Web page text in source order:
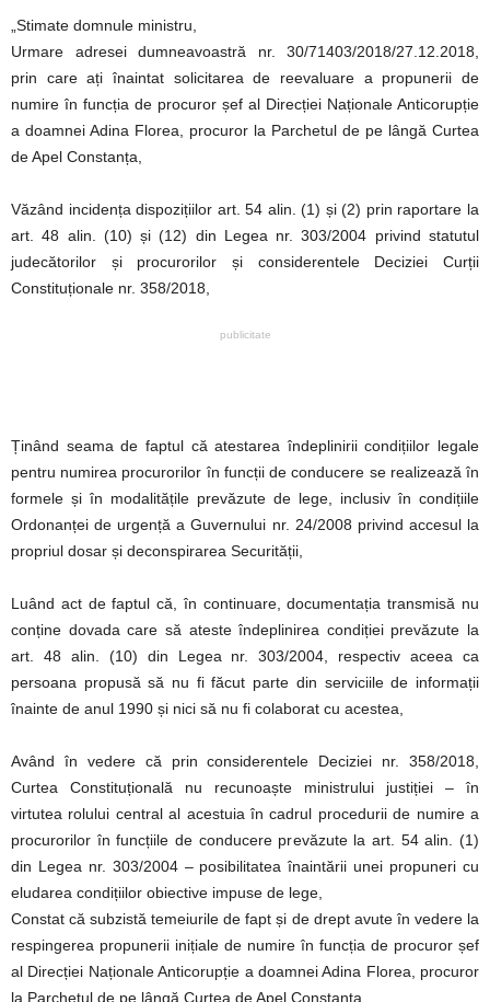
„Stimate domnule ministru,
Urmare adresei dumneavoastră nr. 30/71403/2018/27.12.2018,
prin care ați înaintat solicitarea de reevaluare a propunerii de
numire în funcția de procuror șef al Direcției Naționale Anticorupție
a doamnei Adina Florea, procuror la Parchetul de pe lângă Curtea
de Apel Constanța,
Văzând incidența dispozițiilor art. 54 alin. (1) și (2) prin raportare la
art. 48 alin. (10) și (12) din Legea nr. 303/2004 privind statutul
judecătorilor și procurorilor și considerentele Deciziei Curții
Constituționale nr. 358/2018,
publicitate
Ținând seama de faptul că atestarea îndeplinirii condițiilor legale
pentru numirea procurorilor în funcții de conducere se realizează în
formele și în modalitățile prevăzute de lege, inclusiv în condițiile
Ordonanței de urgență a Guvernului nr. 24/2008 privind accesul la
propriul dosar și deconspirarea Securității,
Luând act de faptul că, în continuare, documentația transmisă nu
conține dovada care să ateste îndeplinirea condiției prevăzute la
art. 48 alin. (10) din Legea nr. 303/2004, respectiv aceea ca
persoana propusă să nu fi făcut parte din serviciile de informații
înainte de anul 1990 și nici să nu fi colaborat cu acestea,
Având în vedere că prin considerentele Deciziei nr. 358/2018,
Curtea Constituțională nu recunoaște ministrului justiției – în
virtutea rolului central al acestuia în cadrul procedurii de numire a
procurorilor în funcțiile de conducere prevăzute la art. 54 alin. (1)
din Legea nr. 303/2004 – posibilitatea înaintării unei propuneri cu
eludarea condițiilor obiective impuse de lege,
Constat că subzistă temeiurile de fapt și de drept avute în vedere la
respingerea propunerii inițiale de numire în funcția de procuror șef
al Direcției Naționale Anticorupție a doamnei Adina Florea, procuror
la Parchetul de pe lângă Curtea de Apel Constanța.